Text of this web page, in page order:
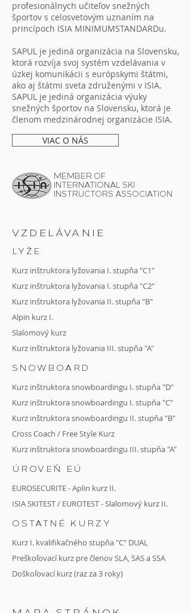
profesionálnych učiteľov snežných
športov s celosvetovým uznaním na
princípoch ISIA MINIMUMSTANDARDu.
SAPUL je jediná organizácia na Slovensku,
ktorá rozvíja svoj systém vzdelávania v
úzkej komunikácii s európskymi štátmi,
ako aj štátmi sveta združenými v ISIA.
SAPUL je jediná organizácia výuky
snežných športov na Slovensku, ktorá je
členom medzinárodnej organizácie ISIA.
VIAC O NÁS
MEMBER OF
INTERNATIONAL SKI
INSTRUCTORS ASSOCIATION
VZDELÁVANIE
LYŽE
Kurz inštruktora lyžovania I. stupňa "C1"
Kurz inštruktora lyžovania I. stupňa "C2"
Kurz inštruktora lyžovania II. stupňa "B"
Alpin kurz I.
Slalomový kurz
Kurz inštruktora lyžovania III. stupňa "A"
SNOWBOARD
Kurz inštruktora snowboardingu I. stupňa "D"
Kurz inštruktora snowboardingu I. stupňa "C"
Kurz inštruktora snowboardingu II. stupňa "B"
Cross Coach / Free Style Kurz
Kurz inštruktora snowboardingu III. stupňa "A"
ÚROVEŇ EÚ
EUROSECURITE - Aplin kurz II.
ISIA SKITEST / EUROTEST - Slalomový kurz II.
OSTATNÉ KURZY
Kurz I. kvalifikačného stupňa "C" DUAL
Preškoľovací kurz pre členov SLA, SAS a SSA
Doškoľovací kurz (raz za 3 roky)